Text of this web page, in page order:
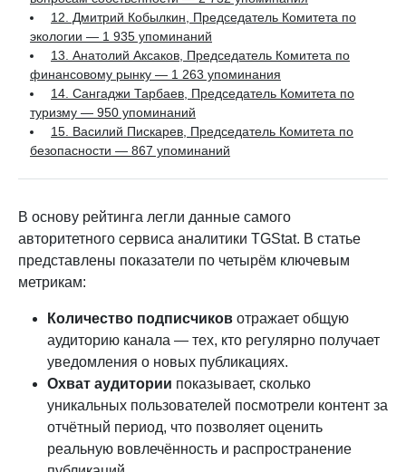
12. Дмитрий Кобылкин, Председатель Комитета по
экологии — 1 935 упоминаний
13. Анатолий Аксаков, Председатель Комитета по
финансовому рынку — 1 263 упоминания
14. Сангаджи Тарбаев, Председатель Комитета по
туризму — 950 упоминаний
15. Василий Пискарев, Председатель Комитета по
безопасности — 867 упоминаний
В основу рейтинга легли данные самого
авторитетного сервиса аналитики TGStat. В статье
представлены показатели по четырём ключевым
метрикам:
Количество подписчиков отражает общую
аудиторию канала — тех, кто регулярно получает
уведомления о новых публикациях.
Охват аудитории показывает, сколько
уникальных пользователей посмотрели контент за
отчётный период, что позволяет оценить
реальную вовлечённость и распространение